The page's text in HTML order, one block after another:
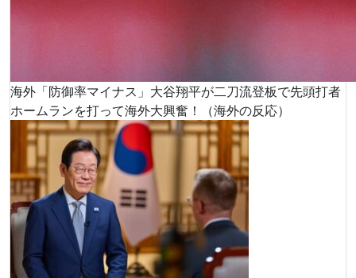
海外「防御率マイナス」大谷翔平が二刀流登板で先頭打者
ホームランを打って海外大興奮！（海外の反応）